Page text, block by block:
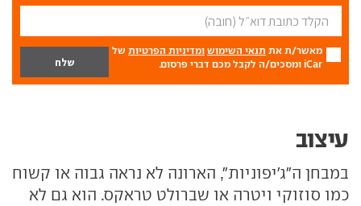
מאשר/ת את תנאי השימוש ומדיניות הפרטיות של
iCar ומסכים/ה לקבל מכם דברי פרסום.
עיצוב
במבחן ה"ג'יפוניות", הארונה לא נראה גבוה או קשוח
כמו סוזוקי ויטרה או שברולט טראקס. הוא גם לא